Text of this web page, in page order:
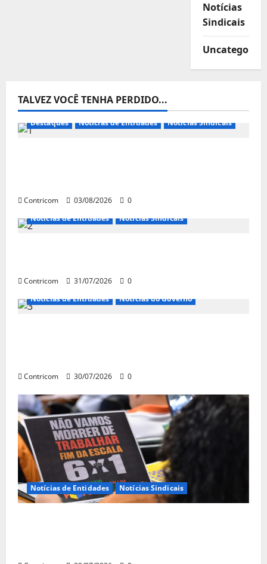
Notícias
Sindicais
TALVEZ VOCÊ TENHA PERDIDO...
Destaques Notícias de Entidades Notícias Sindicais
Contricom 03/08/2026
0
Notícias de Entidades
Notícias Sindicais
Contricom 31/07/2026
0
Notícias de Entidades
Notícias do Governo
Contricom 30/07/2026 0
Notícias de Entidades Notícias Sindicais